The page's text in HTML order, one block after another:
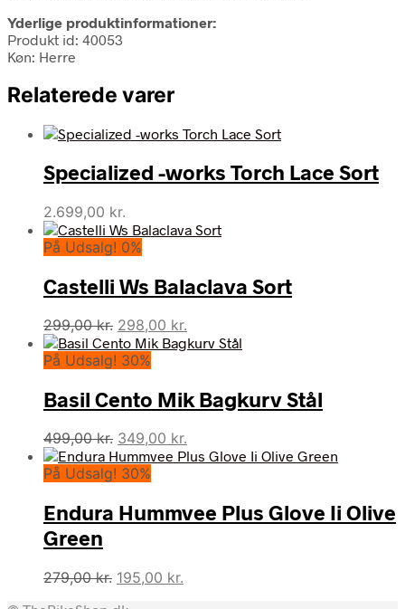
Yderlige produktinformationer:
Produkt id: 40053
Køn: Herre
Relaterede varer
Specialized -works Torch Lace Sort
2.699,00 kr.
På Udsalg! 0%
Castelli Ws Balaclava Sort
299,00kr. Den
oprindelige
pris
299,00 kr..
298,00 kr.
aktuelle
298,00 kr..
På Udsalg! 30%
Basil Cento Mik Bagkurv Stål
499,00kr. Den
oprindelige
pris
499,00 kr..
349,00 kr.
aktuelle
349,00 kr..
På Udsalg! 30%
Endura Hummvee Plus Glove Ii Olive
Green
279,00kr. Den
195,00 kr.